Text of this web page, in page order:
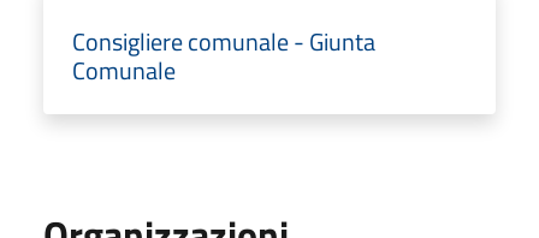
Consigliere comunale - Giunta
Comunale